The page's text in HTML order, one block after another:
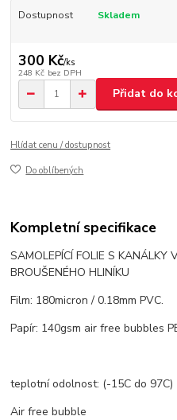
Dostupnost Skladem
300 Kč/ks
248 Kč bez DPH
Přidat do
Hlídat cenu / dostupnost
Do oblíbených
Kompletní specifikace
SAMOLEPÍCÍ FOLIE S KANÁLKY
BROUŠENÉHO HLINÍKU
Film: 180micron / 0.18mm PVC.
Papír: 140gsm air free bubbles
teplotní odolnost: (-15C do 97C)
Air free bubble